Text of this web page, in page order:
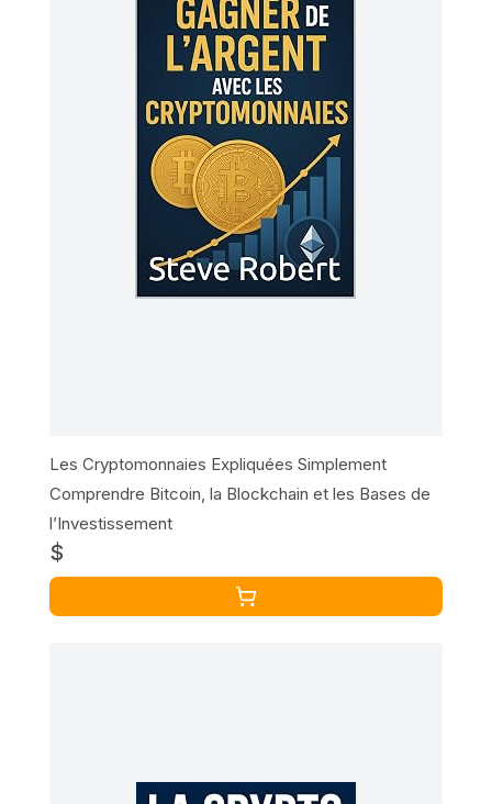
Les Cryptomonnaies Expliquées Simplement
Comprendre Bitcoin, la Blockchain et les Bases de
l’Investissement
$